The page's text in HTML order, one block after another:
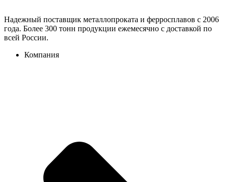
Надежный поставщик металлопроката и ферросплавов с 2006
года. Более 300 тонн продукции ежемесячно с доставкой по
всей России.
Компания